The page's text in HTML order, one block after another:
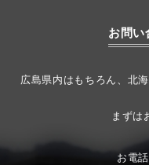
お問い
広島県内はもちろん、北
まずは
お電